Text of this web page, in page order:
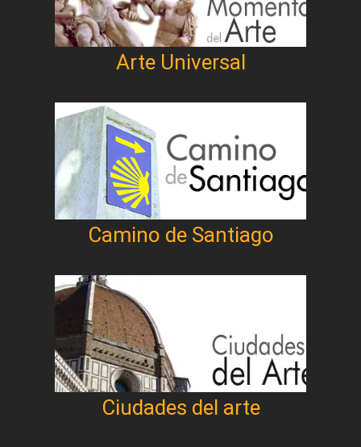
Arte Universal
Camino de Santiago
Ciudades del arte